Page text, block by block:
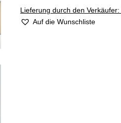
Lieferung durch den
Auf die Wunschliste